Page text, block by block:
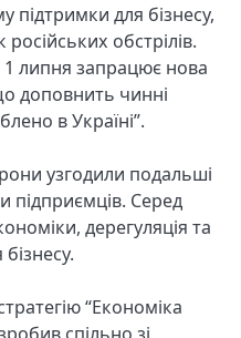
для бізнесу,
обстрілів.
липня запрацює нова
доповнить чинні
в Україні”.
узгодили подальші
підприємців. Серед
дерегуляція та
“Економіка